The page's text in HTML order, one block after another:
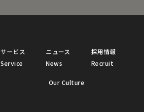
サービス
Service
ニュース
News
採用情報
Recruit
Our Culture